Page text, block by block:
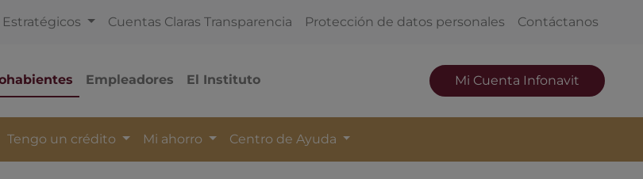
Estratégicos Cuentas Claras Transparencia Protección de datos personales Contáctanos
Empleadores El Instituto Mi Cuenta Infonavit
Tengo un crédito Mi ahorro Centro de Ayuda